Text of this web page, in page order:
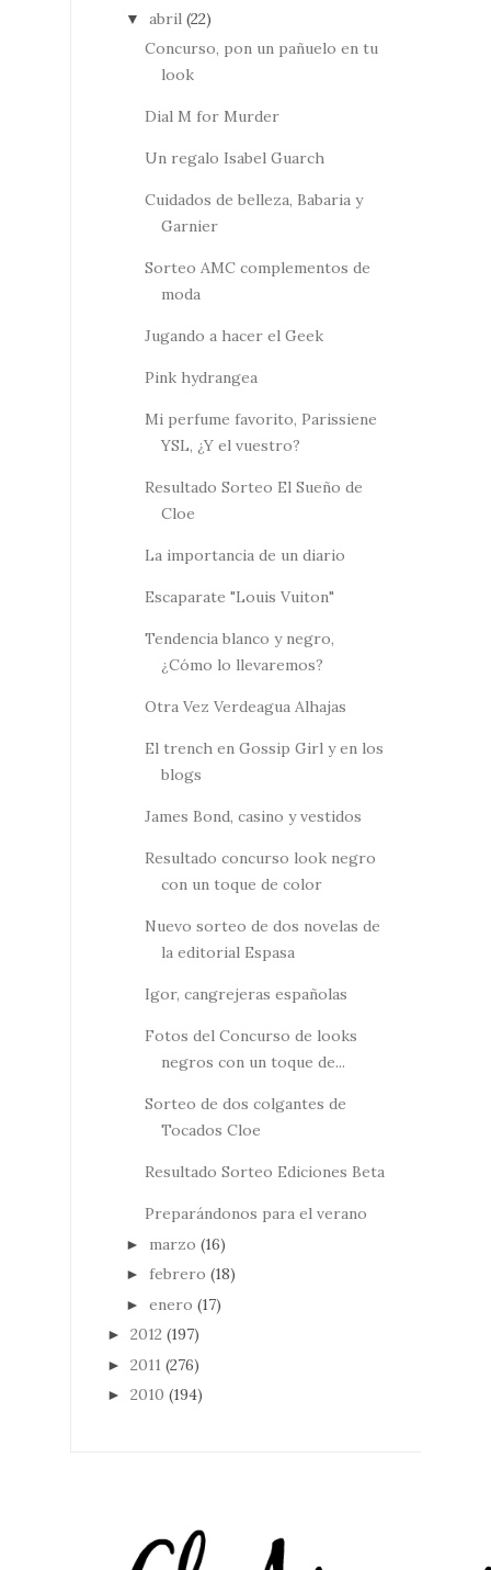
▼ abril (22)
Concurso, pon un pañuelo en tu
look
Dial M for Murder
Un regalo Isabel Guarch
Cuidados de belleza, Babaria y
Garnier
Sorteo AMC complementos de
moda
Jugando a hacer el Geek
Pink hydrangea
Mi perfume favorito, Parissiene
YSL, ¿Y el vuestro?
Resultado Sorteo El Sueño de
Cloe
La importancia de un diario
Escaparate "Louis Vuiton"
Tendencia blanco y negro,
¿Cómo lo llevaremos?
Otra Vez Verdeagua Alhajas
El trench en Gossip Girl y en los
blogs
James Bond, casino y vestidos
Resultado concurso look negro
con un toque de color
Nuevo sorteo de dos novelas de
la editorial Espasa
Igor, cangrejeras españolas
Fotos del Concurso de looks
negros con un toque de...
Sorteo de dos colgantes de
Tocados Cloe
Resultado Sorteo Ediciones Beta
Preparándonos para el verano
► marzo (16)
► febrero (18)
► enero (17)
► 2012 (197)
► 2011 (276)
► 2010 (194)